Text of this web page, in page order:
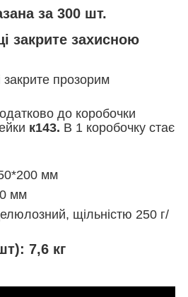
за 300 шт.
закрите захисною
закрите прозорим
до коробочки
к143. В 1 коробочку стає
мм
мм
щільністю 250 г/
7,6 кг